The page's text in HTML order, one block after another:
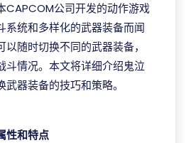
CAPCOM公司开发的动作游戏
系统和多样化的武器装备而闻
随时切换不同的武器装备，
斗情况。本文将详细介绍鬼泣
器装备的技巧和策略。
性和特点